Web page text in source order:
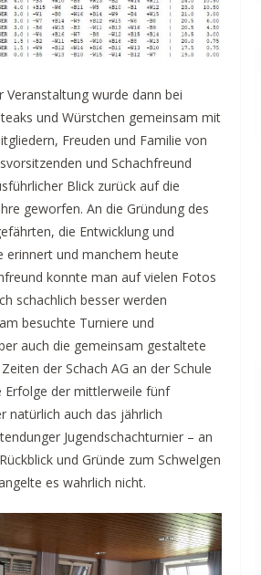
Veranstaltung wurde dann bei
und Würstchen gemeinsam mit
Freuden und Familie von
und Schachfreund
Blick zurück auf die
geworfen. An die Gründung des
die Entwicklung und
erinnert und manchem heute
konnte man auf vielen Fotos
schachlich besser werden
besuchte Turniere und
auch die gemeinsam gestaltete
der Schach AG an der Schule
Erfolge der mittlerweile fünf
natürlich auch das jährlich
Jugendschachturnier – an
und Gründe zum Schwelgen
es wahrlich nicht.